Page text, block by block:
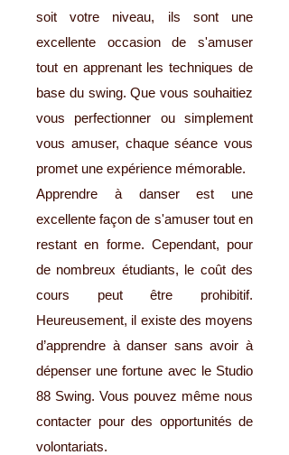
soit votre niveau, ils sont une
excellente occasion de s'amuser
tout en apprenant les techniques de
base du swing. Que vous souhaitiez
vous perfectionner ou simplement
vous amuser, chaque séance vous
promet une expérience mémorable.
Apprendre à danser est une
excellente façon de s'amuser tout en
restant en forme. Cependant, pour
de nombreux étudiants, le coût des
cours peut être prohibitif.
Heureusement, il existe des moyens
d’apprendre à danser sans avoir à
dépenser une fortune avec le Studio
88 Swing. Vous pouvez même nous
contacter pour des opportunités de
volontariats.